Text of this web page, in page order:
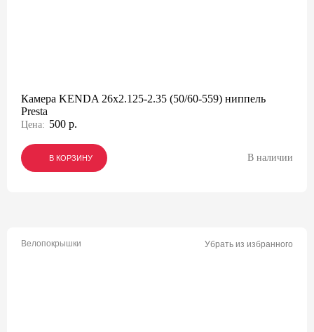
Камера KENDA 26x2.125-2.35 (50/60-559) ниппель
Presta
Цена: 500 р.
В КОРЗИНУ
В КОРЗИНУ
В КОРЗИНУ В наличии
Велопокрышки Убрать из избранного